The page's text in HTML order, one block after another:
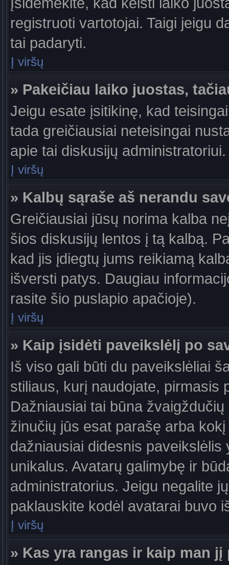
registruoti vartotojai. Taigi jeigu
tai padaryti.
Į viršų
» Pakeičiau laiko juostas,
Jeigu esate įsitikinę, kad
tada greičiausiai neteisingai
apie tai diskusijų administratoriui.
Į viršų
» Kalbų sąraše aš nerandu
Greičiausiai jūsų norima kalba
šios diskusijų lentos į tą kalbą.
kad jis įdiegtų jums reikiamą
išversti patys. Daugiau
rasite šio puslapio apačioje).
Į viršų
» Kaip įsidėti paveikslėlį po
Iš viso gali būti du paveikslėliai
stiliaus, kurį naudojate, pirmasis
Dažniausiai tai būna
žinučių jūs esat parašę arba
dažniausiai didesnis
unikalus. Avatarų galimybę ir
administratorius. Jeigu negalite
paklauskite kodėl avatarai buvo
Į viršų
» Kas yra rangas ir kaip man